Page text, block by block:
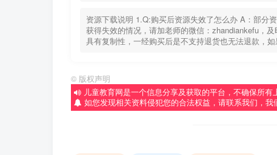
资源下载说明 1.Q:购买后资源失效了怎么办 A：部分
获得失效的情况，请加老师的微信：zhandiankefu，
具有复制性，一经购买后是不支持退货也无法退款，如
© 版权声明
儿童教育网是一个信息分享及获取的平台，不确保所有
如您发现相关资料侵犯您的合法权益，请联系我们，我